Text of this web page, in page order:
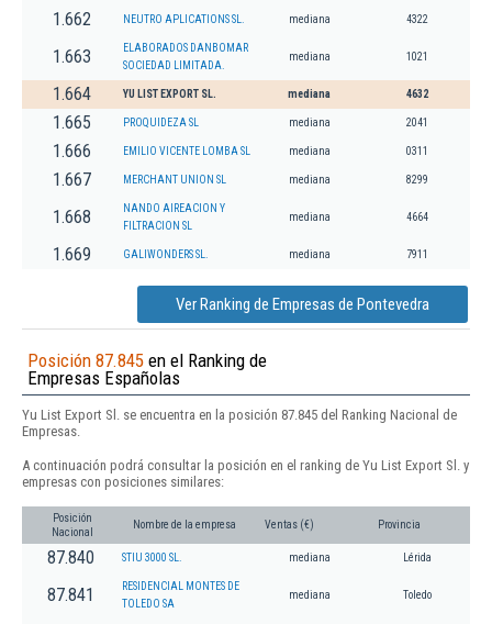
1.662 NEUTRO APLICATIONS SL. mediana 4322
1.663
ELABORADOS DANBOMAR
SOCIEDAD LIMITADA.
mediana 1021
1.664 YU LIST EXPORT SL. mediana 4632
1.665 PROQUIDEZA SL mediana 2041
1.666 EMILIO VICENTE LOMBA SL mediana 0311
1.667 MERCHANT UNION SL mediana 8299
1.668
NANDO AIREACION Y
FILTRACION SL
mediana 4664
1.669 GALIWONDERS SL. mediana 7911
Ver Ranking de Empresas de Pontevedra
Posición 87.845 en el Ranking de
Empresas Españolas
Yu List Export Sl. se encuentra en la posición 87.845 del Ranking Nacional de
Empresas.
A continuación podrá consultar la posición en el ranking de Yu List Export Sl. y
empresas con posiciones similares:
Posición
Nacional
Nombre de la empresa Ventas (€) Provincia
87.840 STIU 3000 SL. mediana Lérida
87.841
RESIDENCIAL MONTES DE
TOLEDO SA
mediana Toledo